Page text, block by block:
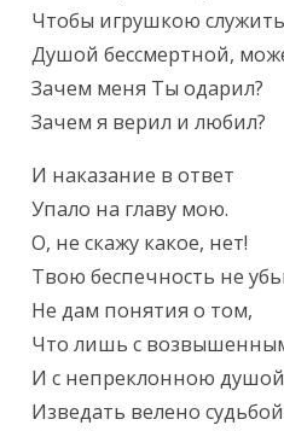
Чтобы игрушкою
Душой бессмертной,
Зачем меня Ты одарил?
Зачем я верил и любил?
И наказание в ответ
Упало на главу мою.
О, не скажу какое, нет!
Твою беспечность не
Не дам понятия о том,
Что лишь с
И с непреклонною душой
Изведать велено